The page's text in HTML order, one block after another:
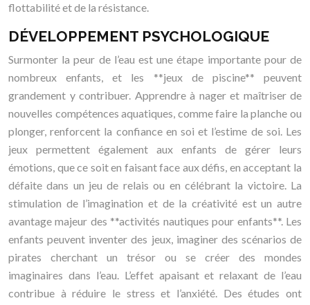
flottabilité et de la résistance.
DÉVELOPPEMENT PSYCHOLOGIQUE
Surmonter la peur de l’eau est une étape importante pour de
nombreux enfants, et les **jeux de piscine** peuvent
grandement y contribuer. Apprendre à nager et maîtriser de
nouvelles compétences aquatiques, comme faire la planche ou
plonger, renforcent la confiance en soi et l’estime de soi. Les
jeux permettent également aux enfants de gérer leurs
émotions, que ce soit en faisant face aux défis, en acceptant la
défaite dans un jeu de relais ou en célébrant la victoire. La
stimulation de l’imagination et de la créativité est un autre
avantage majeur des **activités nautiques pour enfants**. Les
enfants peuvent inventer des jeux, imaginer des scénarios de
pirates cherchant un trésor ou se créer des mondes
imaginaires dans l’eau. L’effet apaisant et relaxant de l’eau
contribue à réduire le stress et l’anxiété. Des études ont